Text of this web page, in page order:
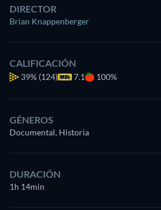
DIRECTOR
Brian Knappenberger
CALIFICACIÓN
39% (124) 7.1 100%
GÉNEROS
Documental, Historia
DURACIÓN
1h 14min